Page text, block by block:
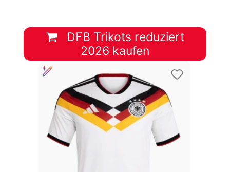
DFB Trikots reduziert
2026 kaufen